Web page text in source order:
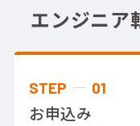
エンジニア
STEP 01
お申込み